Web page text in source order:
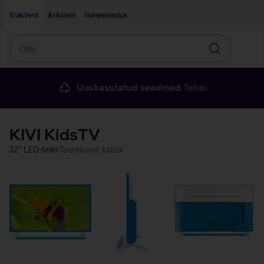
Eraklient
Äriklient Iseteenindus
Otsin
Uuskasutatud seadmed Telias
KIVI KidsTV
32'' LED-telerTootekood: kidstv